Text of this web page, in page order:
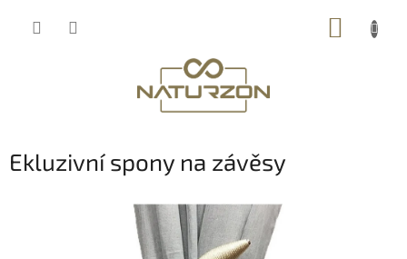
Ekluzivní spony na závěsy